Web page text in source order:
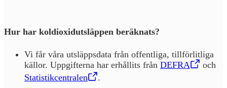
Hur har koldioxidutsläppen beräknats?
Vi får våra utsläppsdata från offentliga, tillförlitliga
källor. Uppgifterna har erhållits från DEFRA
,Öppnas i en ny flik
och
Statistikcentralen
,Öppnas i en ny flik
.